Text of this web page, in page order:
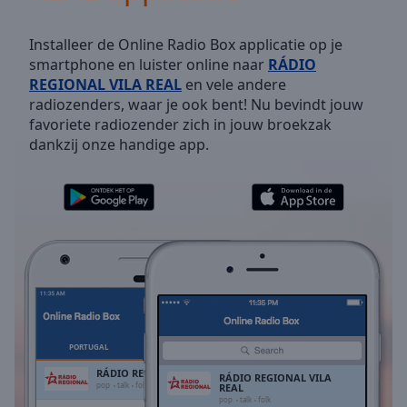
Mute
Current
Time0:00
Duration -:-
Loaded:
LIVE
live,
currently
behind
LIVE
Installeer de Online Radio Box applicatie op je
smartphone en luister online naar RÁDIO
REGIONAL VILA REAL en vele andere
radiozenders, waar je ook bent! Nu bevindt jouw
favoriete radiozender zich in jouw broekzak
dankzij onze handige app.
PORTUGAL
RÁDIO REGIONAL VILA REAL
pop talk folk
RÁDIO REGIONAL VILA
REAL
pop talk folk